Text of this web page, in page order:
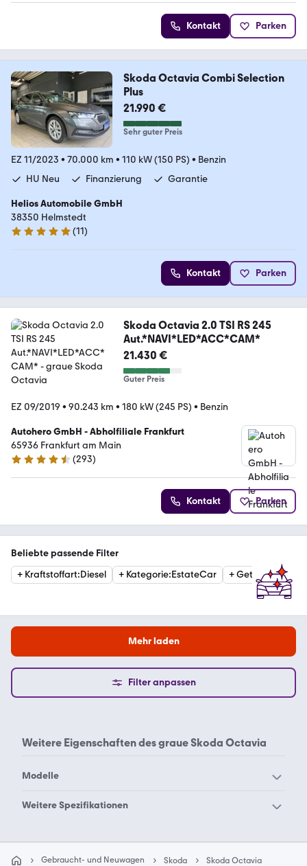
Kontakt Parken
Skoda Octavia Combi Selection
Plus
21.990 €
Sehr guter Preis
EZ 11/2023 • 70.000 km • 110 kW (150 PS) • Benzin
HU Neu
Finanzierung Garantie
Helios Automobile GmbH
38350 Helmstedt
4.8 Sterne
(11)
Kontakt Parken
Skoda Octavia 2.0 TSI RS 245
Aut.*NAVI*LED*ACC*CAM*
21.430 €
Guter Preis
EZ 09/2019 • 90.243 km • 180 kW (245 PS) • Benzin
Autohero GmbH - Abholfiliale Frankfurt
65936 Frankfurt am Main
4.6 Sterne
(293)
Kontakt Parken
Beliebte passende Filter
+ Kraftstoffart:Diesel + Kategorie:EstateCar +Getriebe:
Mehr laden
Filter anpassen
Weitere Eigenschaften desgraue Skoda Octavia
Modelle
Skoda 105
Skoda Elroq
Skoda Enyaq
Weitere Spezifikationen
Gebraucht- und Neuwagen Skoda Skoda Octavia